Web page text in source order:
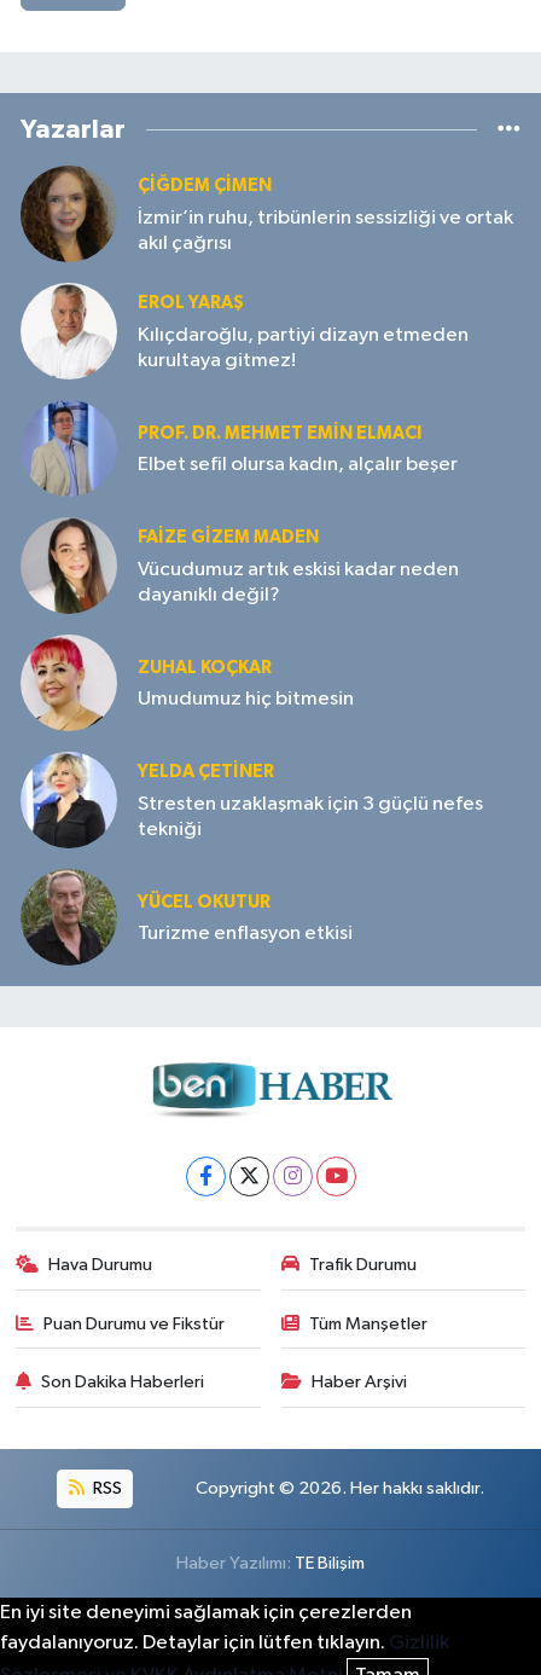
Yazarlar
ÇIĞDEM ÇIMEN
İzmir’in ruhu, tribünlerin sessizliği ve ortak
akıl çağrısı
EROL YARAŞ
Kılıçdaroğlu, partiyi dizayn etmeden
kurultaya gitmez!
PROF. DR. MEHMET EMIN ELMACI
Elbet sefil olursa kadın, alçalır beşer
FAIZE GIZEM MADEN
Vücudumuz artık eskisi kadar neden
dayanıklı değil?
ZUHAL KOÇKAR
Umudumuz hiç bitmesin
YELDA ÇETİNER
Stresten uzaklaşmak için 3 güçlü nefes
tekniği
YÜCEL OKUTUR
Turizme enflasyon etkisi
Hava Durumu Trafik Durumu
Puan Durumu ve Fikstür Tüm Manşetler
Son Dakika Haberleri Haber Arşivi
RSS Copyright © 2026. Her hakkı saklıdır.
Haber Yazılımı: TE Bilişim
En iyi site deneyimi sağlamak için çerezlerden
faydalanıyoruz. Detaylar için lütfen tıklayın. Gizlilik